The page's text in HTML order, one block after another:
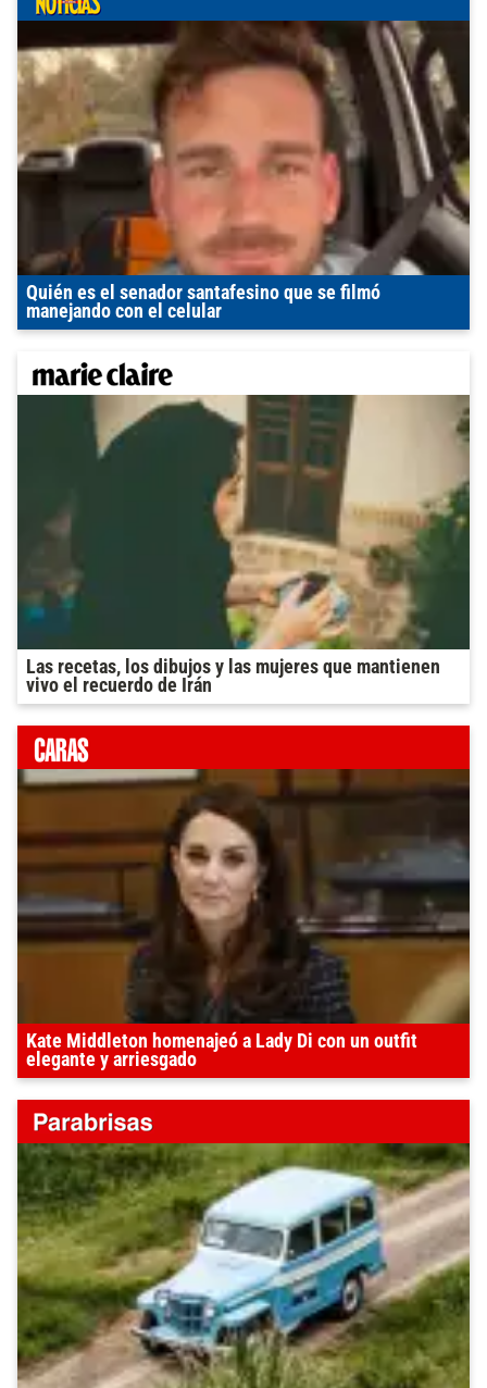
Quién es el senador santafesino que se filmó
manejando con el celular
Las recetas, los dibujos y las mujeres que mantienen
vivo el recuerdo de Irán
Kate Middleton homenajeó a Lady Di con un outfit
elegante y arriesgado